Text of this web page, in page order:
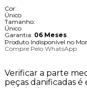
Cor:
Único
Tamanho:
Único
Garantia: 06 Meses
Produto Indisponível no
Compre Pelo WhatsApp
Verificar a parte
peças danificadas